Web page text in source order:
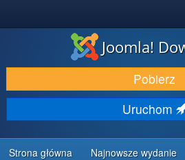
DODATKI I ROZSZERZENIA
ODKRYJ & POZNAJ
SPOŁECZNOŚĆ & WSPARCIE
ZASOBY DLA PROGRAMISTÓW
Joomla!
Pobierz
Uruchom
Strona główna Najnowsze wydanie